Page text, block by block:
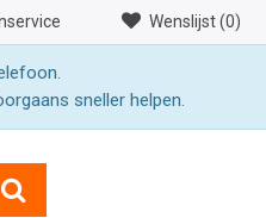
Wenslijst (0)
sneller helpen.